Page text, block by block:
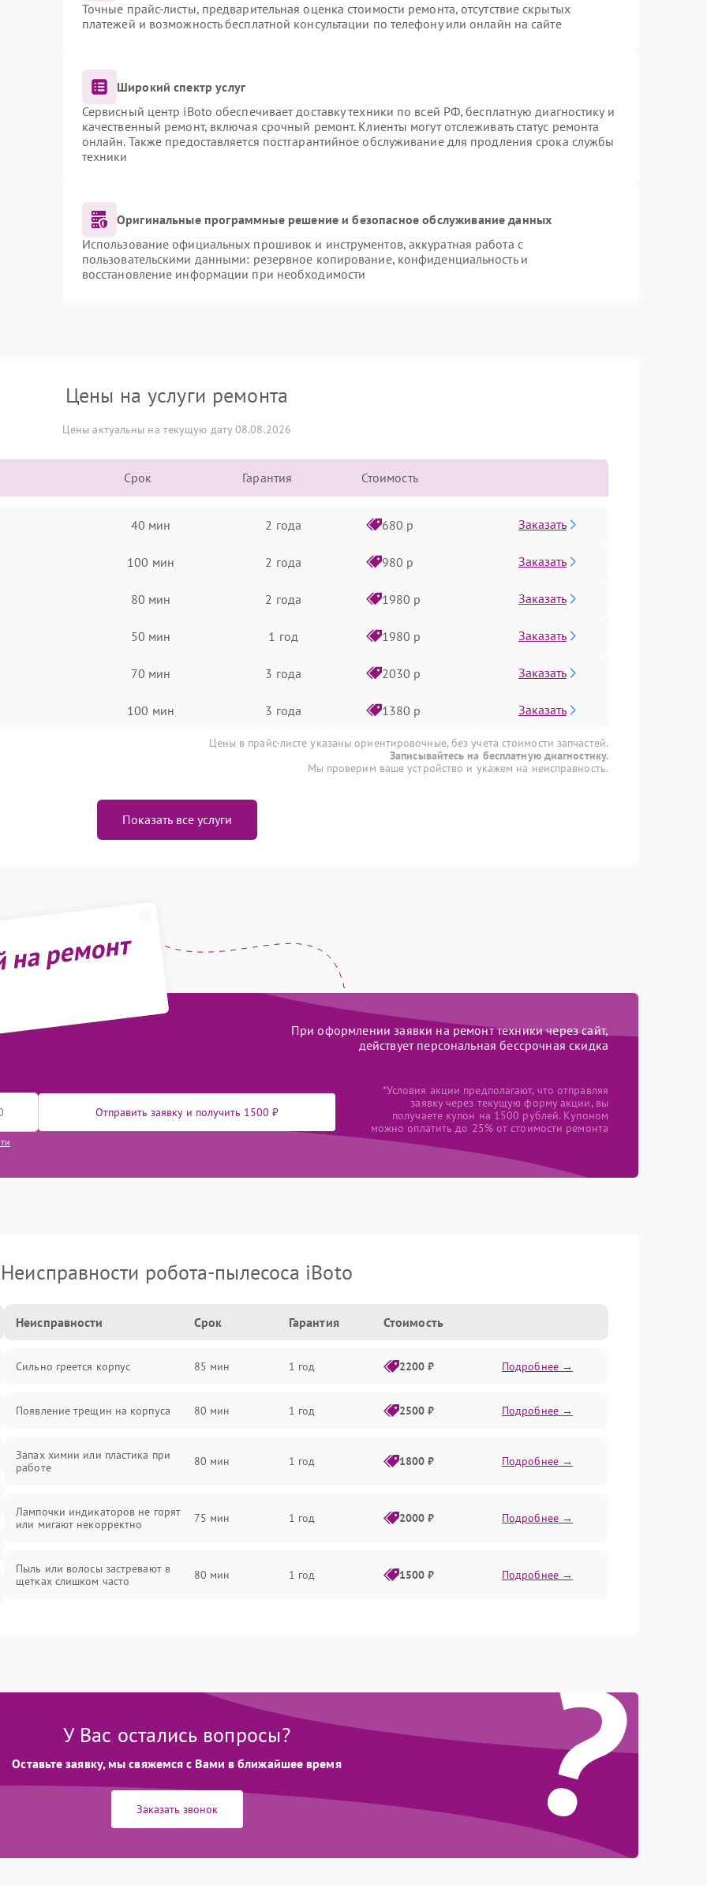
Точные прайс-листы, предварительная оценка стоимости ремонта, отсутствие скрытых
платежей и возможность бесплатной консультации по телефону или онлайн на сайте
Широкий спектр услуг
Сервисный центр iBoto обеспечивает доставку техники по всей РФ, бесплатную диагностику и
качественный ремонт, включая срочный ремонт. Клиенты могут отслеживать статус ремонта
онлайн. Также предоставляется постгарантийное обслуживание для продления срока службы
техники
Оригинальные программные решение и безопасное обслуживание данных
Использование официальных прошивок и инструментов, аккуратная работа с
пользовательскими данными: резервное копирование, конфиденциальность и
восстановление информации при необходимости
Цены на услуги ремонта
Цены актуальны на текущую дату 08.08.2026
Срок Гарантия Стоимость
40 мин 2 года 680 р Заказать
100 мин 2 года 980 р Заказать
80 мин 2 года 1980 р Заказать
50 мин 1 год 1980 р Заказать
70 мин 3 года 2030 р Заказать
100 мин 3 года 1380 р Заказать
Цены в прайс-листе указаны ориентировочные, без учета стоимости запчастей.
Записывайтесь на бесплатную диагностику.
Мы проверим ваше устройство и укажем на неисправность.
Показать все услуги
ремонт
При оформлении заявки на ремонт техники через сайт,
действует персональная бессрочная скидка
Отправить заявку и получить 1500 ₽
*Условия акции предполагают, что отправляя
заявку через текущую форму акции, вы
получаете купон на 1500 рублей. Купоном
можно оплатить до 25% от стоимости ремонта
Неисправности робота-пылесоса iBoto
Неисправности Срок Гарантия Стоимость
Сильно греется корпус 85 мин 1 год 2200 ₽ Подробнее →
Появление трещин на корпуса 80 мин 1 год 2500 ₽ Подробнее →
Запах химии или пластика при
работе
80 мин 1 год 1800 ₽ Подробнее →
Лампочки индикаторов не горят
или мигают некорректно
75 мин 1 год 2000 ₽ Подробнее →
Пыль или волосы застревают в
щетках слишком часто
80 мин 1 год 1500 ₽ Подробнее →
?
У Вас остались вопросы?
Оставьте заявку, мы свяжемся с Вами в ближайшее время
Заказать звонок